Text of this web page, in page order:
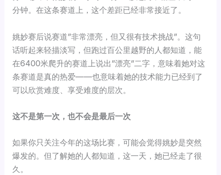
分钟。在这条赛道上，这个差距已经非常接近了。
姚妙赛后说赛道”非常漂亮，但又很有技术挑战”。这句
话听起来轻描淡写，但跑过百公里越野的人都知道，能
在6400米爬升的赛道上说出”漂亮”二字，意味着她对这
条赛道是真的热爱——也意味着她的技术能力已经到了
可以欣赏难度、享受难度的层次。
这不是第一次，也不会是最后一次
如果你只关注今年的这场比赛，可能会觉得姚妙是突然
爆发的。但了解她的人都知道，这一天，她已经走了很
久。